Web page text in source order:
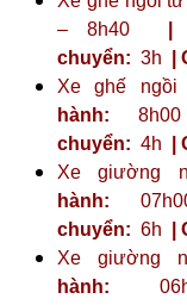
– 8h40
|
chuyển: 3h |
Xe ghế
hành: 8h00
chuyển: 4h |
Xe giường
hành:
chuyển: 6h |
Xe giường
hành: